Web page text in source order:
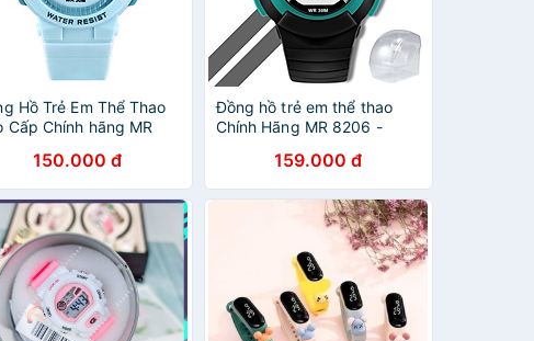
Hồ Trẻ Em Thể Thao
Cấp Chính hãng MR
video)
150.000 đ
Đồng hồ trẻ em thể thao
Chính Hãng MR 8206 -
159.000 đ